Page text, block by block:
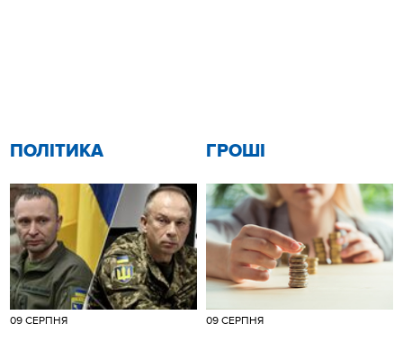
ПОЛІТИКА
09 СЕРПНЯ
ГРОШІ
09 СЕРПНЯ